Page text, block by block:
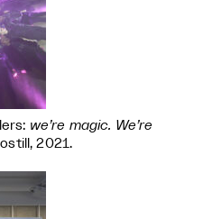
we’re magic. We’re
2021.